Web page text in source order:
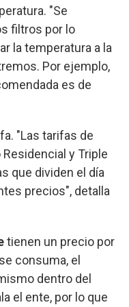
"Se
filtros por lo
la temperatura a la
Por ejemplo,
es de
"Las tarifas de
Residencial y Triple
que dividen el día
precios", detalla
tienen un precio por
consuma, el
dentro del
el ente, por lo que